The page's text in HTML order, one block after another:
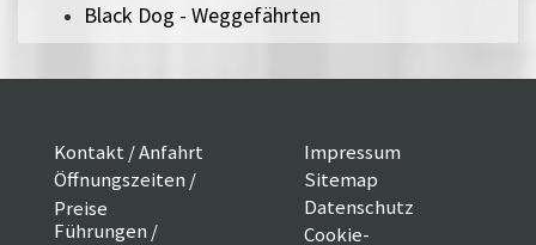
Black Dog - Weggefährten
Kontakt / Anfahrt
Öffnungszeiten /
Preise
Führungen /
Impressum
Sitemap
Datenschutz
Cookie-